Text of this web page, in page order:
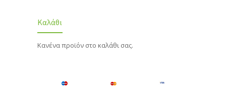
Καλάθι
Κανένα προϊόν στο καλάθι σας.